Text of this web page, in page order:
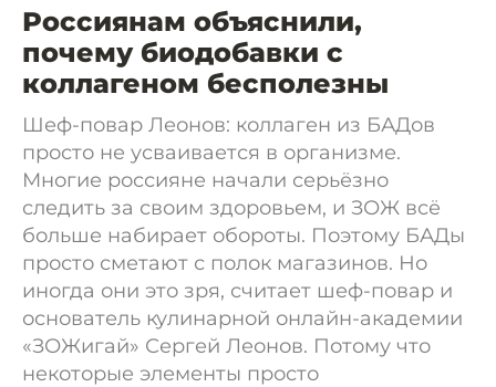
Россиянам объяснили,
почему биодобавки с
коллагеном бесполезны
Шеф-повар Леонов: коллаген из БАДов
просто не усваивается в организме.
Многие россияне начали серьёзно
следить за своим здоровьем, и ЗОЖ всё
больше набирает обороты. Поэтому БАДы
просто сметают с полок магазинов. Но
иногда они это зря, считает шеф-повар и
основатель кулинарной онлайн-академии
«ЗОЖигай» Сергей Леонов. Потому что
некоторые элементы просто